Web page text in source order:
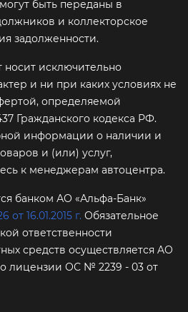
быть переданы в
и коллекторское
задолженности.
исключительно
и ни при каких условиях не
определяемой
Гражданского кодекса РФ.
информации о наличии и
и (или) услуг,
к менеджерам автоцентра.
банком АО «Альфа-Банк»
16.01.2015 г. Обязательное
ответственности
средств осуществляется AO
лицензии ОС № 2239 - 03 от